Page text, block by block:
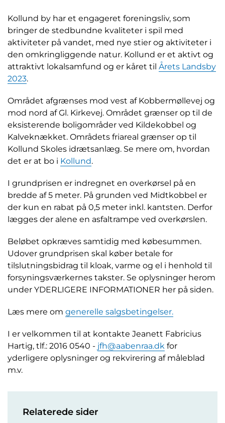
Kollund by har et engageret foreningsliv, som
bringer de stedbundne kvaliteter i spil med
aktiviteter på vandet, med nye stier og aktiviteter i
den omkringliggende natur. Kollund er et aktivt og
attraktivt lokalsamfund og er kåret til Årets Landsby
2023.
Området afgrænses mod vest af Kobbermøllevej og
mod nord af Gl. Kirkevej. Området grænser op til de
eksisterende boligområder ved Kildekobbel og
Kalveknækket. Områdets friareal grænser op til
Kollund Skoles idrætsanlæg. Se mere om, hvordan
det er at bo i Kollund.
I grundprisen er indregnet en overkørsel på en
bredde af 5 meter. På grunden ved Midtkobbel er
der kun en rabat på 0,5 meter inkl. kantsten. Derfor
lægges der alene en asfaltrampe ved overkørslen.
Beløbet opkræves samtidig med købesummen.
Udover grundprisen skal køber betale for
tilslutningsbidrag til kloak, varme og el i henhold til
forsyningsværkernes takster. Se oplysninger herom
under YDERLIGERE INFORMATIONER her på siden.
Læs mere om generelle salgsbetingelser.
I er velkommen til at kontakte Jeanett Fabricius
Hartig, tlf.: 2016 0540 - jfh@aabenraa.dk for
yderligere oplysninger og rekvirering af måleblad
m.v.
Relaterede sider